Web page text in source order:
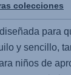
colecciones
para
y sencillo,
niños de